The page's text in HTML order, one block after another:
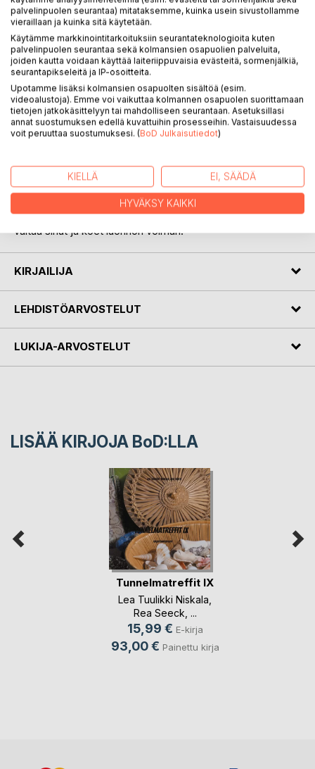
Lisää muistilistalle
Arvostele tuote
Voimallinen elämys keväästä ja sen tulemisesta, silloin kun
jäät lähtevät järvistä. Koet ihmeen, kun kahleet murtuvat ja
vapaus koittaa. Tuo villi, elämän makuinen vapauden tunne
valtaa sinut ja koet luonnon voiman.
KIRJAILIJA
LEHDISTÖARVOSTELUT
LUKIJA-ARVOSTELUT
LISÄÄ KIRJOJA BoD:LLA
Tunnelmatreffit IX
Lea Tuulikki Niskala
Rea Seeck , ...
15,99 € E-kirja
93,00 € Painettu kirja
palvelinpuolen seurantaa) mitataksemme, kuinka usein sivustollamme
vieraillaan ja kuinka sitä käytetään.
Käytämme markkinointitarkoituksiin seurantateknologioita kuten
palvelinpuolen seurantaa sekä kolmansien osapuolien palveluita,
joiden kautta voidaan käyttää laiteriippuvaisia evästeitä, sormenjälkiä,
seurantapikseleitä ja IP-osoitteita.
Upotamme lisäksi kolmansien osapuolten sisältöä (esim.
videoalustoja). Emme voi vaikuttaa kolmannen osapuolen suorittamaan
tietojen jatkokäsittelyyn tai mahdolliseen seurantaan. Asetuksillasi
annat suostumuksen edellä kuvattuihin prosesseihin. Vastaisuudessa
voit peruuttaa suostumuksesi. (BoD Julkaisutiedot)
KIELLÄ EI, SÄÄDÄ
HYVÄKSY KAIKKI